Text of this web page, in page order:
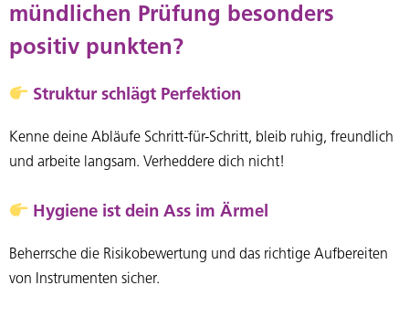
mündlichen Prüfung besonders
positiv punkten?
Struktur schlägt Perfektion
Kenne deine Abläufe Schritt-für-Schritt, bleib ruhig, freundlich
und arbeite langsam. Verheddere dich nicht!
Hygiene ist dein Ass im Ärmel
Beherrsche die Risikobewertung und das richtige Aufbereiten
von Instrumenten sicher.